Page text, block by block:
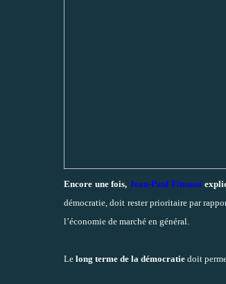
Encore une fois, Jean-Paul Fitoussi
démocratie, doit rester prioritaire par
l’économie de marché en général.
Le long terme de la démocratie doit